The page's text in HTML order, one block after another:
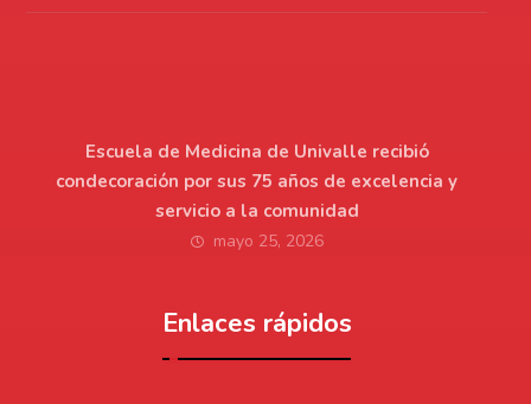
Escuela de Medicina de Univalle recibió
condecoración por sus 75 años de excelencia y
servicio a la comunidad
mayo 25, 2026
Enlaces rápidos